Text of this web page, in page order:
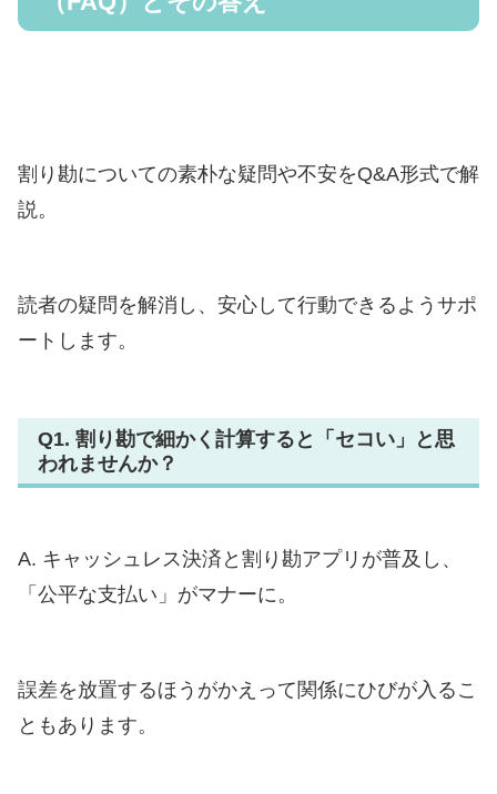
割り勘についての素朴な疑問や不安をQ&A形式で解
説。
読者の疑問を解消し、安心して行動できるようサポ
ートします。
Q1. 割り勘で細かく計算すると「セコい」と思
われませんか？
A. キャッシュレス決済と割り勘アプリが普及し、
「公平な支払い」がマナーに。
誤差を放置するほうがかえって関係にひびが入るこ
ともあります。